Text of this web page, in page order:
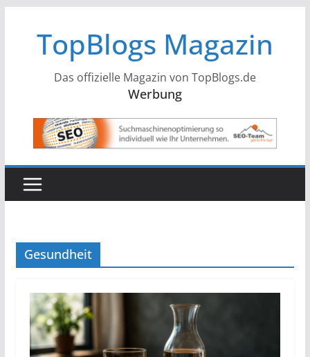
springenTopBlogs Magazin
Das offizielle Magazin von TopBlogs.de
Werbung
Gesundheit